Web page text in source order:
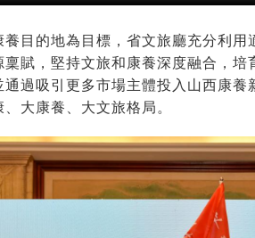
目的地為目標，省文旅廳充分利用
賦，堅持文旅和康養深度融合，
過吸引更多市場主體投入山西康養
大康養、大文旅格局。